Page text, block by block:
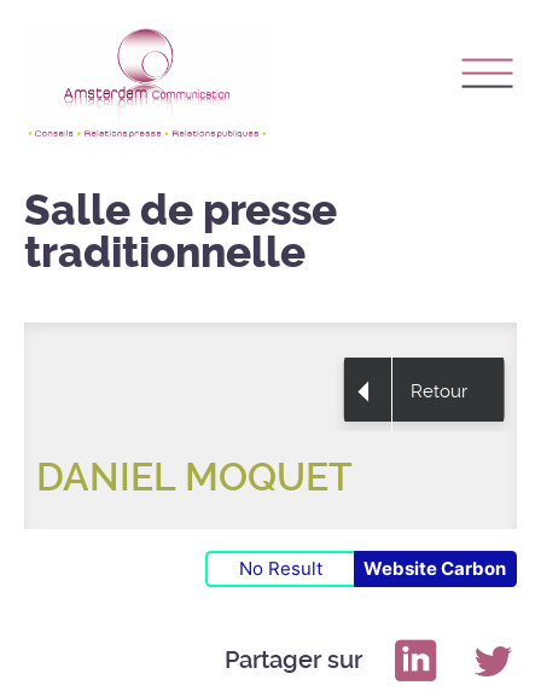
Salle de presse
traditionnelle
Retour
DANIEL MOQUET
No Result Website Carbon
Partager sur